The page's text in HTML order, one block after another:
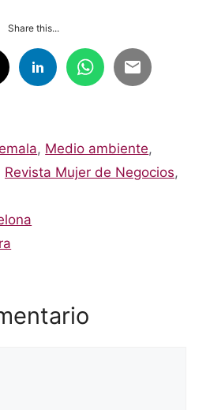
Share this...
, Medio ambiente,
Revista Mujer de Negocios,